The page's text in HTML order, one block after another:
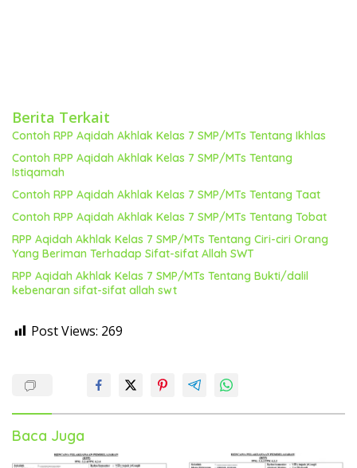
Berita Terkait
Contoh RPP Aqidah Akhlak Kelas 7 SMP/MTs Tentang Ikhlas
Contoh RPP Aqidah Akhlak Kelas 7 SMP/MTs Tentang
Istiqamah
Contoh RPP Aqidah Akhlak Kelas 7 SMP/MTs Tentang Taat
Contoh RPP Aqidah Akhlak Kelas 7 SMP/MTs Tentang Tobat
RPP Aqidah Akhlak Kelas 7 SMP/MTs Tentang Ciri-ciri Orang
Yang Beriman Terhadap Sifat-sifat Allah SWT
RPP Aqidah Akhlak Kelas 7 SMP/MTs Tentang Bukti/dalil
kebenaran sifat-sifat allah swt
Post Views: 269
Baca Juga